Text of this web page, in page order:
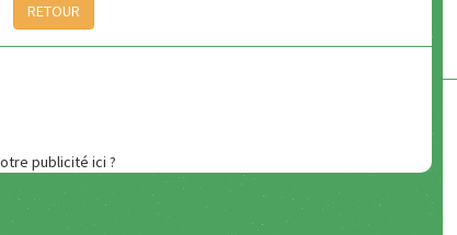
RETOUR
publicité ici ?